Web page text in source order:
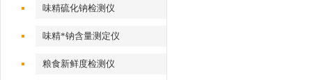
味精硫化钠检测仪
味精*钠含量测定仪
粮食新鲜度检测仪